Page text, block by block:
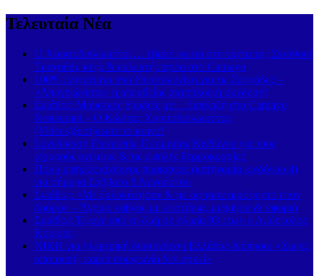
Τελευταία Νέα
Ο Χαριτοδιπλωμένος… έβαλε φωτιά στη νύχτα της Σκιάθου!
Τραγούδι, κέφι & εκλεκτή παρέα στο Carnayo
100% πληρότητα από Θεσσαλονίκη για τις Σποράδες –
«Απογειώνεται» η απευθείας ακτοπλοϊκή σύνδεση!
Σκιάθος: Μουσικές βραδιές με… έκπληξη στο Carnayo
Restaurant – Ο Κώστας Χαριτοδιπλωμένος
(Videos)ξεσήκωσε το κοινό!
Συνεδρίαση Επιτροπής Εκτίμησης Κινδύνου για τους
ισχυρούς ανέμους & τις υψηλές θερμοκρασίες
Πολύ υψηλός κίνδυνος πυρκαγιάς (κατηγορία κινδύνου 4)
για σήμερα Σάββατο 8 Αυγούστου
Σκιάθος: «Με ξυλοκόπησαν & με άφησαν αιμόφυρτο στον
δρόμο» – Άγριος καβγάς με λοστάρια, μαχαίρια & σφυριά
Σκιάθος: Έφυγε από τη ζωή σε ηλικία 93 ετών ο Απόστολος
Κουκιάς
ΝΙΚΗ για ηλεκτρική διασύνδεση Ελλάδας-Κύπρου: «Χωρίς
αποτροπή, καμία συμφωνία δεν αρκεί»